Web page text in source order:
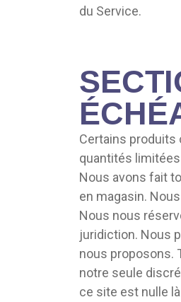
du Service.
Certains produits
quantités
Nous avons fait
en magasin.
Nous nous
juridiction. Nous
nous proposons.
notre seule
ce site est nulle